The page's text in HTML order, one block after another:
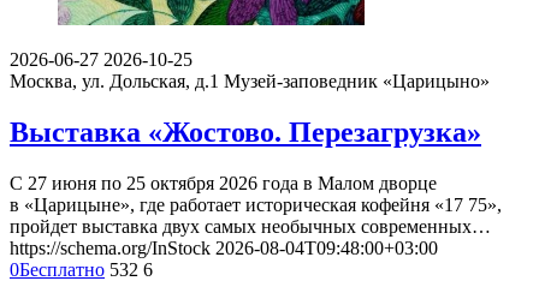
2026-06-27 2026-10-25
Москва, ул. Дольская, д.1 Музей-заповедник «Царицыно»
Выставка «Жостово. Перезагрузка»
С 27 июня по 25 октября 2026 года в Малом дворце
в «Царицыне», где работает историческая кофейня «17 75»,
пройдет выставка двух самых необычных современных…
https://schema.org/InStock 2026-08-04T09:48:00+03:00
0Бесплатно 532 6